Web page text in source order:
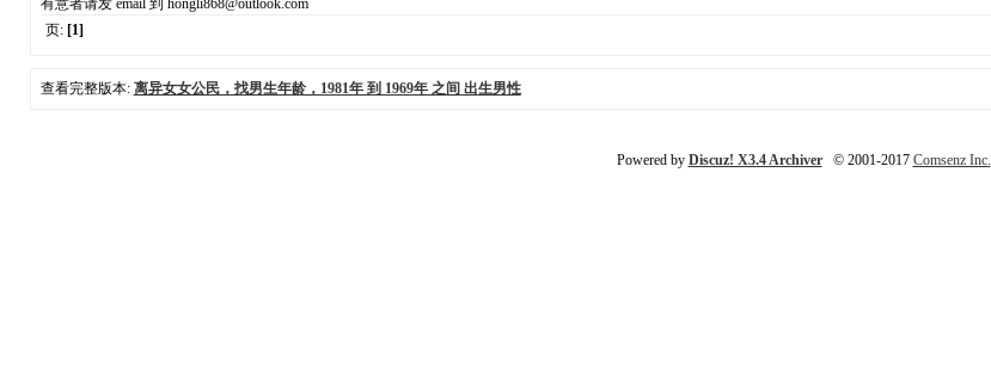
有意者请发 email 到 hongli868@outlook.com
页: [1]
查看完整版本: 离异女女公民，找男生年龄，1981年 到 1969年 之间 出生男性
Powered by Discuz! X3.4 Archiver© 2001-2017 Comsenz Inc.